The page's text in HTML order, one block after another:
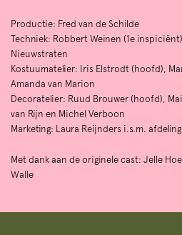
Productie: Fred van de Schilde
Techniek: Robbert Weinen (1e
Nieuwstraten
Kostuumatelier: Iris Elstrodt (hoofd),
Amanda van Marion
Decoratelier: Ruud Brouwer (hoofd),
van Rijn en Michel Verboon
Marketing: Laura Reijnders i.s.m.
Met dank aan de originele cast: Jelle
Walle